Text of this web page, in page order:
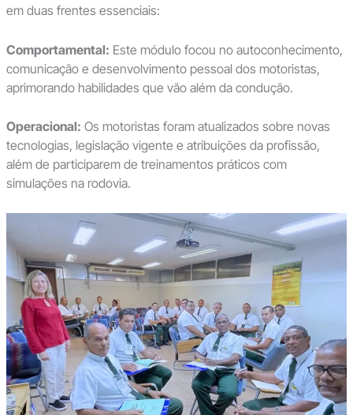
em duas frentes essenciais:
Comportamental: Este módulo focou no autoconhecimento,
comunicação e desenvolvimento pessoal dos motoristas,
aprimorando habilidades que vão além da condução.
Operacional: Os motoristas foram atualizados sobre novas
tecnologias, legislação vigente e atribuições da profissão,
além de participarem de treinamentos práticos com
simulações na rodovia.